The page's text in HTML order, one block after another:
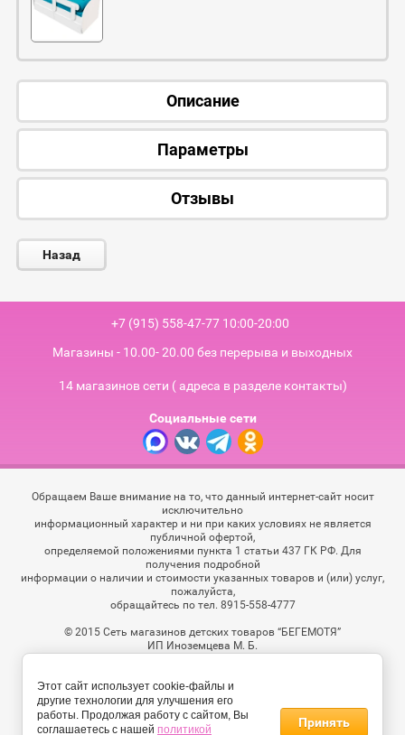
Описание
Параметры
Отзывы
Назад
+7 (915) 558-47-77 10:00-20:00
Магазины - 10.00- 20.00 без перерыва и выходных
14 магазинов сети ( адреса в разделе контакты)
Социальные сети
Обращаем Ваше внимание на то, что данный интернет-сайт носит
исключительно
информационный характер и ни при каких условиях не является
публичной офертой,
определяемой положениями пункта 1 статьи 437 ГК РФ. Для
получения подробной
информации о наличии и стоимости указанных товаров и (или) услуг,
пожалуйста,
обращайтесь по тел. 8915-558-4777
© 2015 Сеть магазинов детских товаров “БЕГЕМОТЯ”
ИП Иноземцева М. Б.
Этот сайт использует cookie-файлы и
другие технологии для улучшения его
работы. Продолжая работу с сайтом, Вы
соглашаетесь с нашей политикой Принять